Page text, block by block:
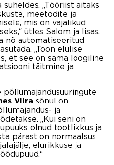
„Tööriist aitaks
meetodite ja
mis on vajalikud
ütles Salom ja lisas,
nö automatiseeritud
„Toon elulise
et see on sama loogiline
täitmine ja
põllumajandusuuringute
Viira sõnul on
ja
„Kui seni on
olnud tootlikkus ja
pärast on normaalsus
elurikkuse ja